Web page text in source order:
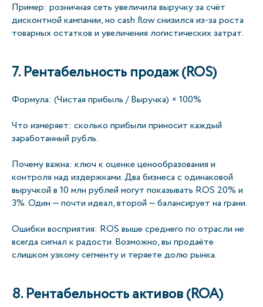
Пример: розничная сеть увеличила выручку за счёт
дисконтной кампании, но cash flow снизился из-за роста
товарных остатков и увеличения логистических затрат.
7. Рентабельность продаж (ROS)
Формула: (Чистая прибыль / Выручка) × 100%
Что измеряет: сколько прибыли приносит каждый
заработанный рубль.
Почему важна: ключ к оценке ценообразования и
контроля над издержками. Два бизнеса с одинаковой
выручкой в 10 млн рублей могут показывать ROS 20% и
3%. Один — почти идеал, второй — балансирует на грани.
Ошибки восприятия: ROS выше среднего по отрасли не
всегда сигнал к радости. Возможно, вы продаёте
слишком узкому сегменту и теряете долю рынка.
8. Рентабельность активов (ROA)